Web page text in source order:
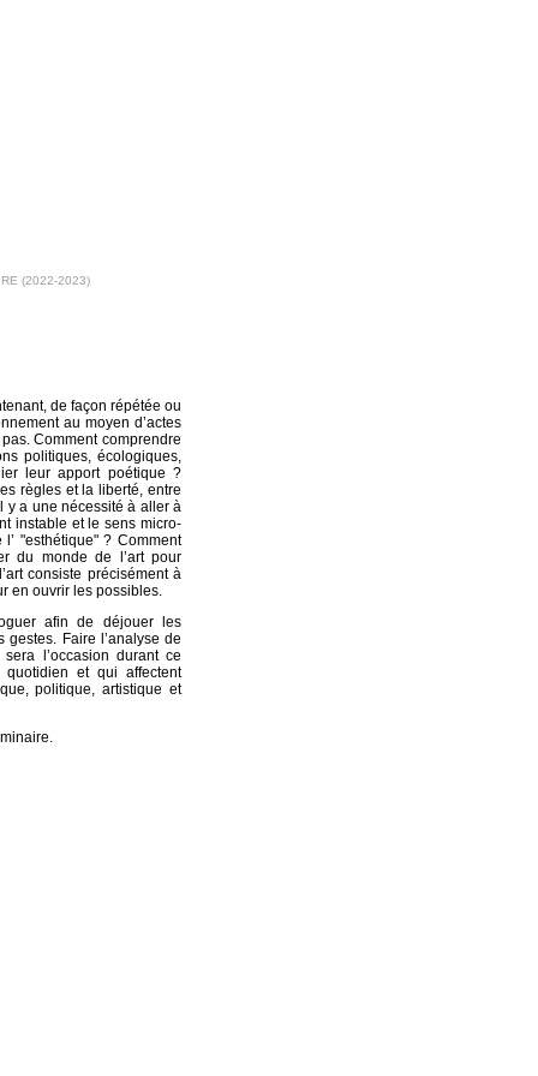
(2022-2023)
de façon répétée ou
au moyen d’actes
Comment comprendre
politiques, écologiques,
leur apport poétique ?
règles et la liberté, entre
y a une nécessité à aller à
instable et le sens micro-
"esthétique" ? Comment
du monde de l’art pour
consiste précisément à
en ouvrir les possibles.
afin de déjouer les
Faire l’analyse de
l’occasion durant ce
quotidien et qui affectent
politique, artistique et